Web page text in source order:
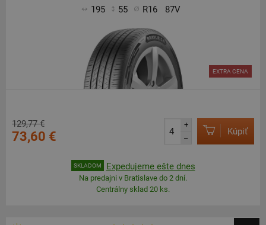
195 55 R16 87V
EXTRA CENA
129,77 €
73,60 €
+
–
Kúpiť
SKLADOM Expedujeme ešte dnes
Na predajni v Bratislave do 2 dní.
Centrálny sklad 20 ks.